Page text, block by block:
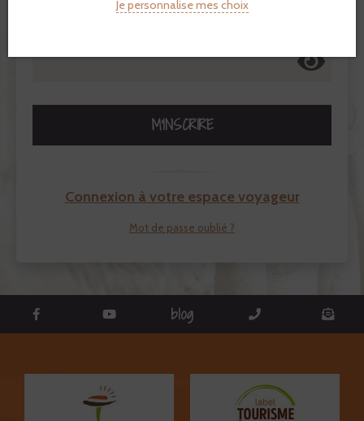
Je personnalise mes choix
M'INSCRIRE
Connexion à votre espace voyageur
Mot de passe oublié ?
blog